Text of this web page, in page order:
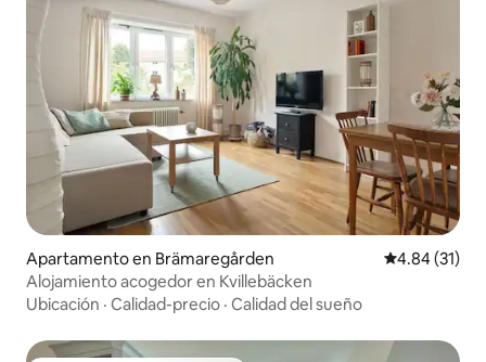
Apartamento en Brämaregården Calificación
4.84 (31)
Alojamiento acogedor en Kvillebäcken
Ubicación · Calidad-precio · Calidad del sueño